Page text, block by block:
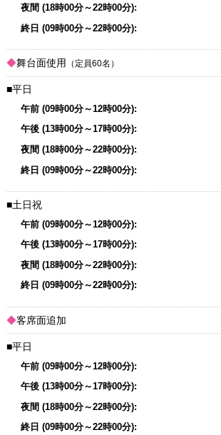
舞台面使用 （定員60名）
平日
土日祝
客席面追加
平日